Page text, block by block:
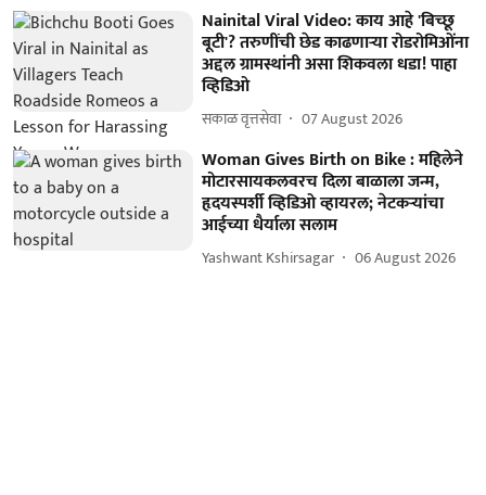
Nainital Viral Video: काय आहे 'बिच्छू
बूटी'? तरुणींची छेड काढणाऱ्या रोडरोमिओंना
अद्दल ग्रामस्थांनी असा शिकवला धडा! पाहा
व्हिडिओ
सकाळ वृत्तसेवा 07 August 2026
Woman Gives Birth on Bike : महिलेने
मोटारसायकलवरच दिला बाळाला जन्म,
हृदयस्पर्शी व्हिडिओ व्हायरल; नेटकऱ्यांचा
आईच्या धैर्याला सलाम
Yashwant Kshirsagar 06 August 2026